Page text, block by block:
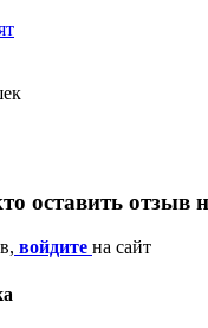
оставить
войдите на сайт